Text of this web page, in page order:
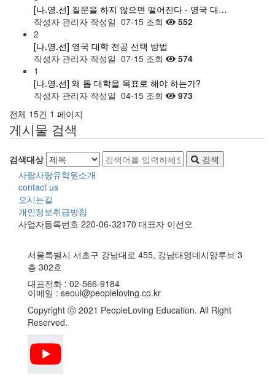
[나.영.선] 질문을 하지 않으면 떨어진다 - 영국 대…
작성자 관리자 작성일 07-15 조회
552
2
[나.영.선] 영국 대학 전공 선택 방법
작성자 관리자 작성일 07-15 조회
574
1
[나.영.선] 왜 톱 대학을 목표로 해야 하는가?
작성자 관리자 작성일 04-15 조회
973
전체 15건 1 페이지
게시물 검색
검색대상
검색
사람사랑유학원소개
contact us
오시는길
개인정보취급방침
사업자등록번호 220-06-32170 대표자 이선오
서울특별시 서초구 강남대로 455, 강남태영데시앙루브 3
층 302호
대표전화 : 02-566-9184
이메일 : seoul@peopleloving.co.kr
Copyright ⓒ 2021 PeopleLoving Education. All Right
Reserved.